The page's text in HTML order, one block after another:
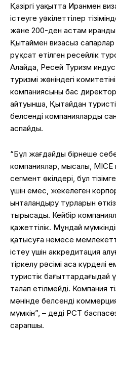
Қазіргі уақытта Иранмен
істеуге уәкілеттілер
және 200-ден астам
Қытаймен визасыз
рұқсат етілген ресейлік
Алайда, Ресей Туризм
туризмі жөніндегі
компаниясының бас
айтуынша, Қытайдан
белсенді компаниялардың
аспайды.
“Бұл жағдайдың бірнеше
компаниялар, мысалы, MICE
сегмент өкілдері, бұл
үшін емес, жекелеген
ынталандыру турларын
тырысады. Кейбір
қажеттілік. Мұндай
қатысуға немесе
істеу үшін аккредитация
тіркелу рәсімі аса
туристік бағыттардағыдай
талап етілмейді. Компания
мәнінде белсенді
мүмкін”, – деді РСТ
сарапшы.